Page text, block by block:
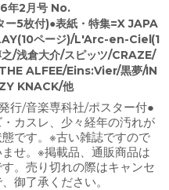
2月号 No.
ー5枚付)●表紙・特集=X JAPA
ページ)/L'Arc-en-Ciel(1
/浅倉大介/スピッツ/CRAZE/
ALFEE/Eins:Vier/黒夢/IN
KNACK/他
行/音楽専科社/ポスター付●
カスレ、少々経年の汚れが
です。※古い雑誌ですので
せ。※掲載品、通販商品は
。売り切れの際はキャンセ
御了承ください。